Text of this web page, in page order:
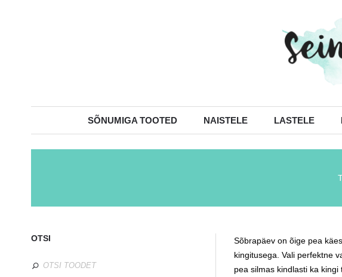
SÕNUMIGA TOOTED NAISTELE LASTELE
Sõbrapäev on õige pea
kingitusega. Vali perfektne
pea silmas kindlasti ka
OTSI